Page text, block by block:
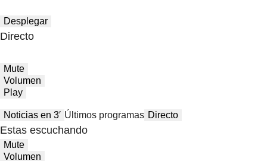
Desplegar
Directo
Mute
Volumen
Play
Noticias en 3′ Últimos programas Directo
Estas escuchando
Mute
Volumen